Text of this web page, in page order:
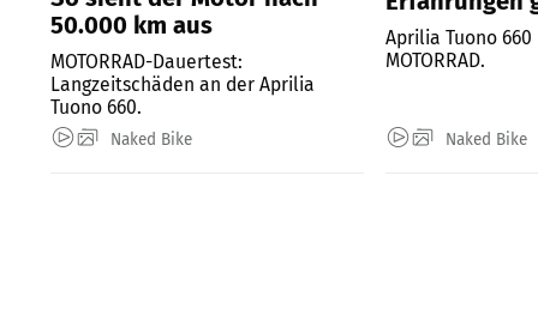
50.000 km aus
MOTORRAD-Dauertest:
Langzeitschäden an der Aprilia
Tuono 660.
Naked Bike
Aprilia Tuono
MOTORRAD.
Naked Bike